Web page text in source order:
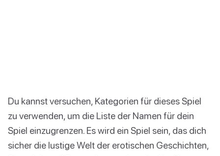
Du kannst versuchen, Kategorien für dieses Spiel
zu verwenden, um die Liste der Namen für dein
Spiel einzugrenzen. Es wird ein Spiel sein, das dich
sicher die lustige Welt der erotischen Geschichten,